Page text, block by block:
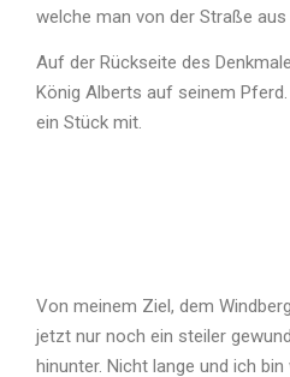
welche man von der Straße
Auf der Rückseite des
König Alberts auf seinem
ein Stück mit.
Von meinem Ziel, dem
jetzt nur noch ein steiler
hinunter. Nicht lange und ich